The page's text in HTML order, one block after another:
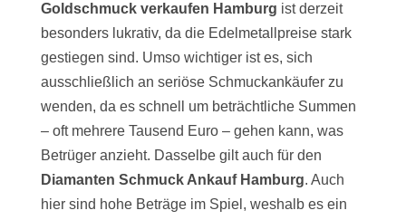
Goldschmuck verkaufen Hamburg ist derzeit
besonders lukrativ, da die Edelmetallpreise stark
gestiegen sind. Umso wichtiger ist es, sich
ausschließlich an seriöse Schmuckankäufer zu
wenden, da es schnell um beträchtliche Summen
– oft mehrere Tausend Euro – gehen kann, was
Betrüger anzieht. Dasselbe gilt auch für den
Diamanten Schmuck Ankauf Hamburg. Auch
hier sind hohe Beträge im Spiel, weshalb es ein